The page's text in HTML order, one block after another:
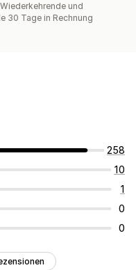
und
30 Tage in Rechnung
258
10
1
0
0